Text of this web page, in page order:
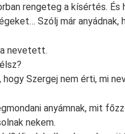
rengeteg a kísértés.
Szólj már anyádnak,
nevetett.
Szergej nem érti, mi
anyámnak, mit
nekem.